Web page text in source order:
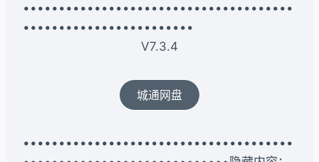
••••••••••••••••••••••••••••••••••••••
••••••••••••••••••••••••
V7.3.4
城通网盘
••••••••••••••••••••••••••••••••••••••